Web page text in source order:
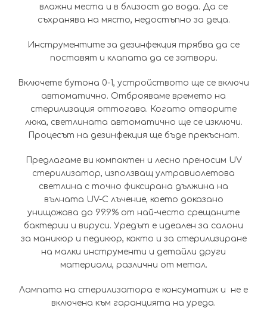
влажни места и в близост до вода. Да се
съхранява на място, недостъпно за деца.
Инструментите за дезинфекция трябва да се
поставят и клапата да се затвори.
Включете бутона 0-1, устройството ще се включи
автоматично. Отброяваме времето на
стерилизация оттогава. Когато отворите
люка, светлината автоматично ще се изключи.
Процесът на дезинфекция ще бъде прекъснат.
Предлагаме ви компактен и лесно преносим UV
стерилизатор, използващ ултравиолетова
светлина с точно фиксирана дължина на
вълната UV-C лъчение, което доказано
унищожава до 99.9% от най-често срещаните
бактерии и вируси. Уредът е идеален за салони
за маникюр и педикюр, както и за стерилизиране
на малки инструменти и детайли други
материали, различни от метал.
Лампата на стерилизатора е консуматиж и не е
включена към гаранцията на уреда.